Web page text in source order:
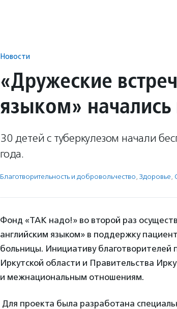
Новости
«Дружеские
языком» начались
30 детей с туберкулезом начали
года.
Благотвори­тель­ность и доброволь­чест­во, Здоровье,
Фонд «ТАК надо!» во второй раз
английским языком» в поддержку
больницы. Инициативу благотворителей
Иркутской области и Правительства
и межнациональным отношениям.
Для проекта была разработана